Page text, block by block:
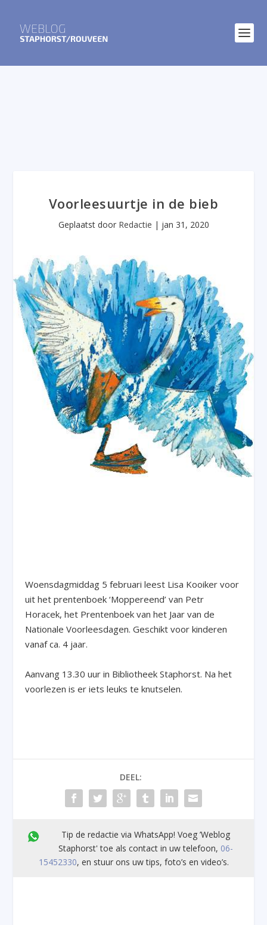
Voorleesuurtje in de bieb
Geplaatst door Redactie | jan 31, 2020
Woensdagmiddag 5 februari leest Lisa Kooiker voor
uit het prentenboek ‘Moppereend’ van Petr
Horacek, het Prentenboek van het Jaar van de
Nationale Voorleesdagen. Geschikt voor kinderen
vanaf ca. 4 jaar.
Aanvang 13.30 uur in Bibliotheek Staphorst. Na het
voorlezen is er iets leuks te knutselen.
DEEL:
Tip de redactie via WhatsApp! Voeg ’Weblog
Staphorst' toe als contact in uw telefoon, 06-
15452330, en stuur ons uw tips, foto’s en video’s.